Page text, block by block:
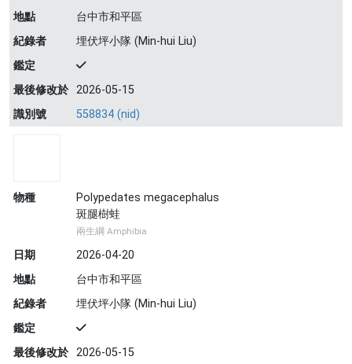
地點
台中市和平區
紀錄者
埋伏坪小隊 (Min-hui Liu)
鑑定
最後修改於 2026-05-15
識別號
558834 (nid)
物種
Polypedates megacephalus
斑腿樹蛙
兩生綱 Amphibia
日期
2026-04-20
地點
台中市和平區
紀錄者
埋伏坪小隊 (Min-hui Liu)
鑑定
最後修改於 2026-05-15